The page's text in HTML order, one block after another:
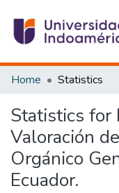
Communities &
Estadísticas Externas
Home Statistics
Statistics for
Valoración
Orgánico
Ecuador.